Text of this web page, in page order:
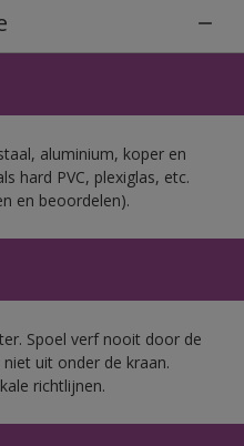
aluminium, koper en
hard PVC, plexiglas, etc.
en beoordelen).
Spoel verf nooit door de
uit onder de kraan.
richtlijnen.